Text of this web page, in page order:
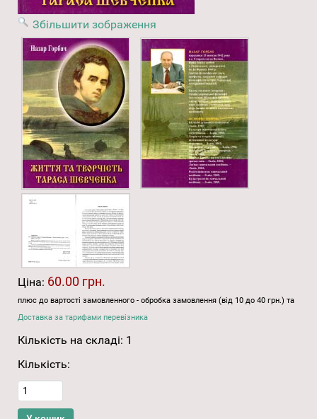
Збільшити зображення
Ціна: 60.00 грн.
плюс до вартості замовленного - обробка замовлення (від 10 до 40 грн.) та
Доставка за тарифами перевізника
Кількість на складі: 1
Кількість: